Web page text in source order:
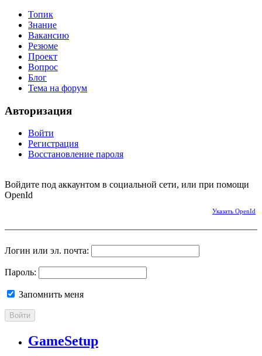
Топик
Знание
Вакансию
Резюме
Проект
Вопрос
Блог
Тема на форум
Авторизация
Войти
Регистрация
Восстановление пароля
Войдите под аккаунтом в социальной сети, или при помощи
OpenId
Указать OpenId
Логин или эл. почта:
Пароль:
Запомнить меня
Войти
GameSetup